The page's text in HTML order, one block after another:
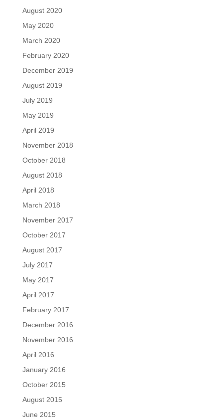
August 2020
May 2020
March 2020
February 2020
December 2019
August 2019
July 2019
May 2019
April 2019
November 2018
October 2018
August 2018
April 2018
March 2018
November 2017
October 2017
August 2017
July 2017
May 2017
April 2017
February 2017
December 2016
November 2016
April 2016
January 2016
October 2015
August 2015
June 2015